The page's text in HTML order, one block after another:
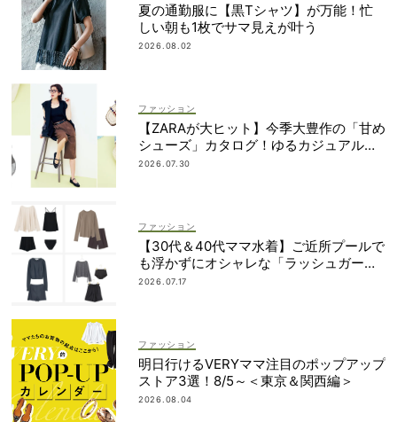
夏の通勤服に【黒Tシャツ】が万能！忙
しい朝も1枚でサマ見えが叶う
2026.08.02
ファッション
【ZARAが大ヒット】今季大豊作の「甘め
シューズ」カタログ！ゆるカジュアルの
鮮度アップに◎
2026.07.30
ファッション
【30代＆40代ママ水着】ご近所プールで
も浮かずにオシャレな「ラッシュガード
＆ショートパンツセット」6選！
2026.07.17
ファッション
明日行けるVERYママ注目のポップアップ
ストア3選！8/5～＜東京＆関西編＞
2026.08.04